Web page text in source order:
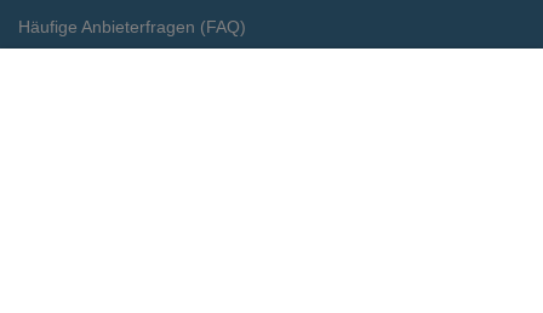
Häufige Anbieterfragen (FAQ)